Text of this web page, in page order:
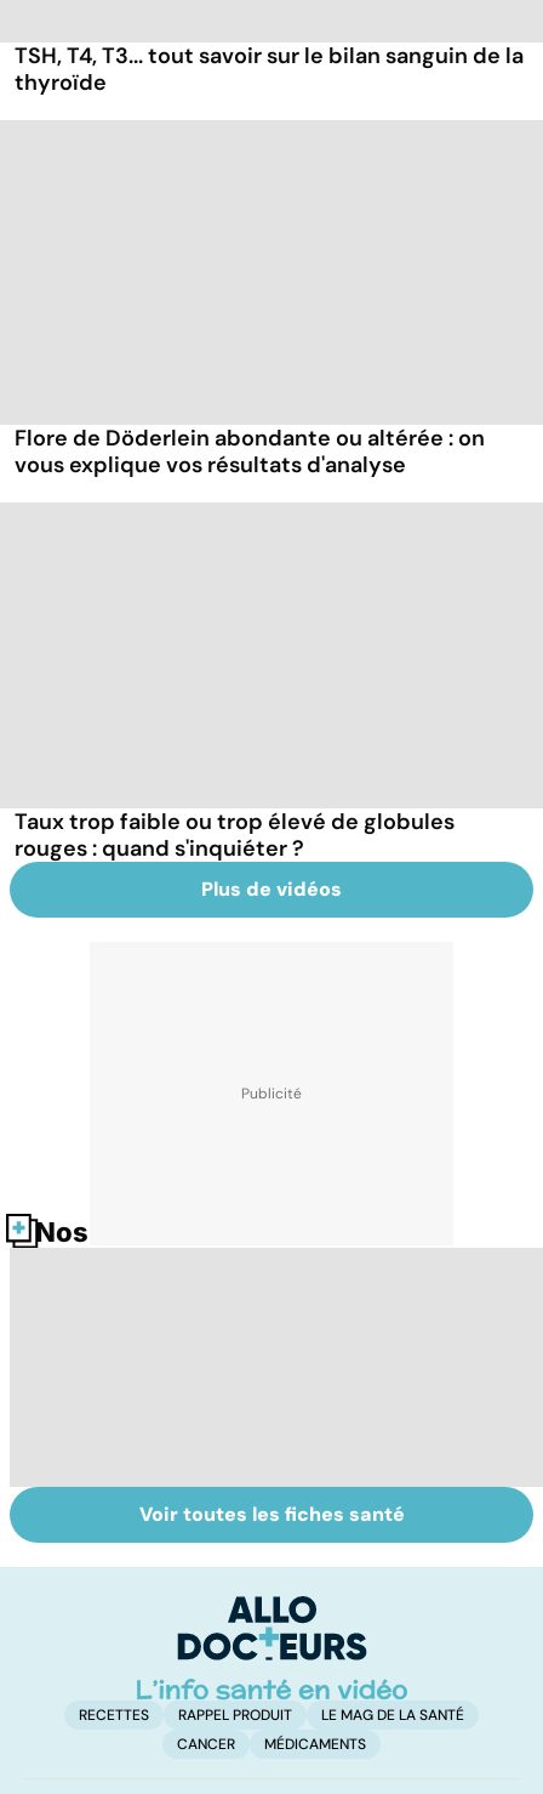
TSH, T4, T3... tout savoir sur le bilan sanguin de la
thyroïde
Flore de Döderlein abondante ou altérée : on
vous explique vos résultats d'analyse
Taux trop faible ou trop élevé de globules
rouges : quand s'inquiéter ?
Plus de vidéos
Nos fiches santé
Tout savoir sur
nos excréments
Analyses
biologiques :
interpréter ?
Voir toutes les fiches santé
RECETTES RAPPEL PRODUIT
LE MAG DE LA SANTÉ
CANCER
MÉDICAMENTS